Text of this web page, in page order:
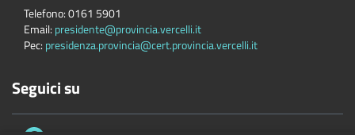
Telefono:0161 5901
Email: presidente@provincia.vercelli.it
Pec: presidenza.provincia@cert.provincia.vercelli.it
Seguici su